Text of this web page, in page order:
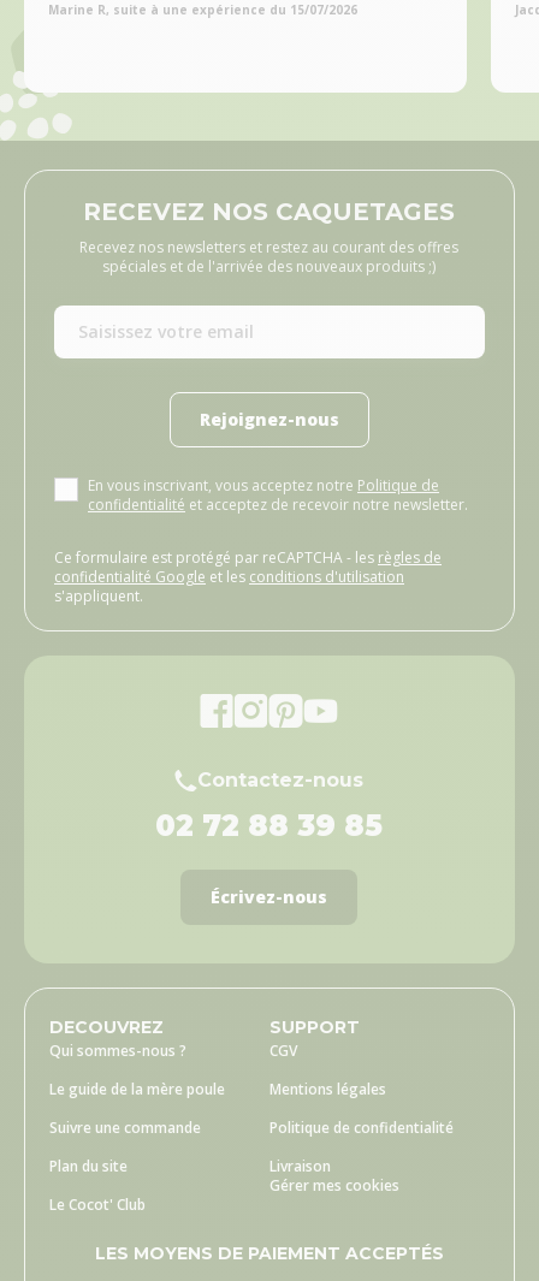
Marine R, suite à une expérience du 15/07/2026
RECEVEZ NOS CAQUETAGES
Recevez nos newsletters et restez au courant des offres
spéciales et de l'arrivée des nouveaux produits ;)
Rejoignez-nous
En vous inscrivant, vous acceptez notre Politique de
confidentialité et acceptez de recevoir notre newsletter.
Ce formulaire est protégé par reCAPTCHA - les règles de
confidentialité Google et les conditions d'utilisation
s'appliquent.
Contactez-nous
02 72 88 39 85
Écrivez-nous
DECOUVREZ
Qui sommes-nous ?
Le guide de la mère poule
Suivre une commande
Plan du site
Le Cocot' Club
SUPPORT
CGV
Mentions légales
Politique de confidentialité
Livraison
Gérer mes cookies
LES MOYENS DE PAIEMENT ACCEPTÉS